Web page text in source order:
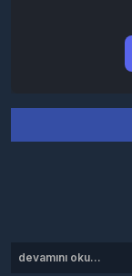
devamını oku...